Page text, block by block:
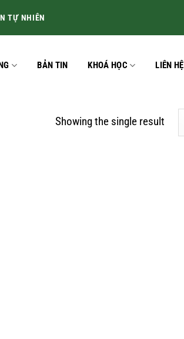
TỰ NHIÊN
BẢN TIN KHOÁ HỌC LIÊN HỆ
Showing the single result